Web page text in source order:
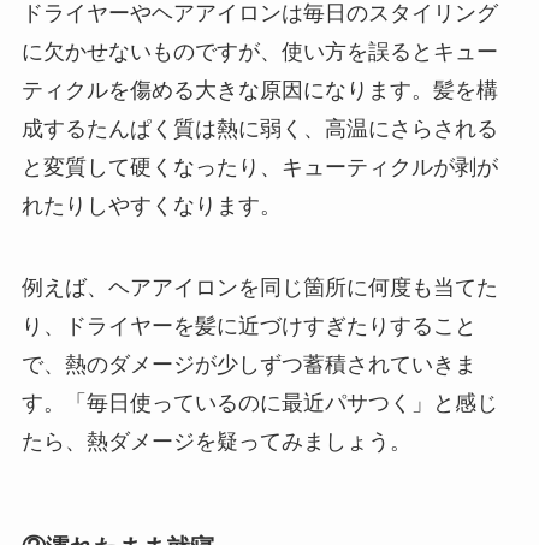
ドライヤーやヘアアイロンは毎日のスタイリング
に欠かせないものですが、使い方を誤るとキュー
ティクルを傷める大きな原因になります。髪を構
成するたんぱく質は熱に弱く、高温にさらされる
と変質して硬くなったり、キューティクルが剥が
れたりしやすくなります。
例えば、ヘアアイロンを同じ箇所に何度も当てた
り、ドライヤーを髪に近づけすぎたりすること
で、熱のダメージが少しずつ蓄積されていきま
す。「毎日使っているのに最近パサつく」と感じ
たら、熱ダメージを疑ってみましょう。